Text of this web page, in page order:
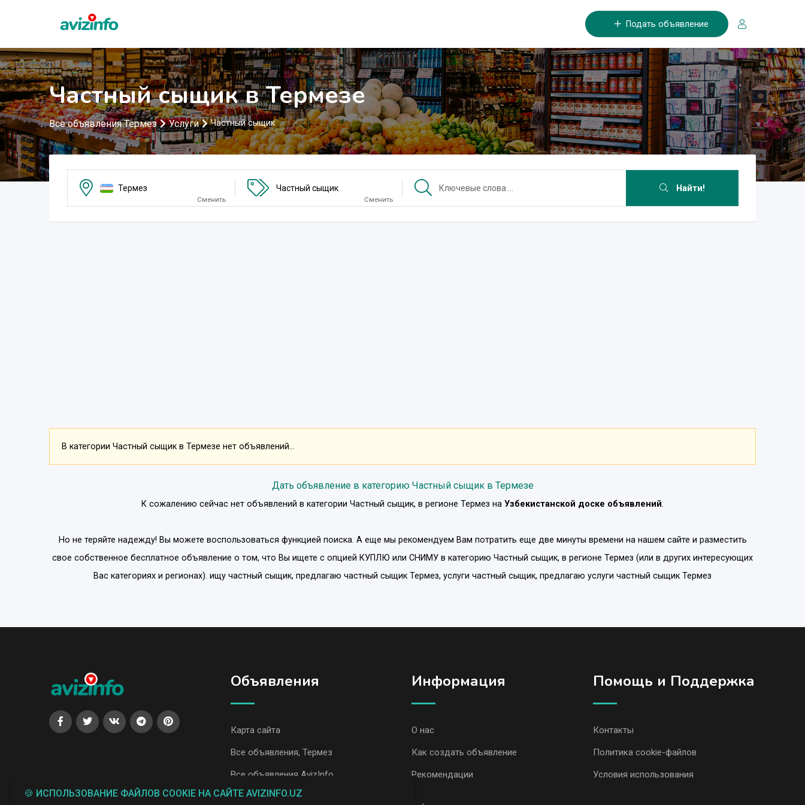
Подать объявление
Частный сыщик в Термезе
Все объявления Термез Услуги Частный сыщик
Термез
Сменить
Частный сыщик
Сменить
Найти!
В категории Частный сыщик в Термезе нет объявлений...
Дать объявление в категорию Частный сыщик в Термезе
К сожалению сейчас нет объявлений в категории Частный сыщик, в регионе Термез на Узбекистанской доске объявлений.
Но не теряйте надежду! Вы можете воспользоваться функцией поиска. А еще мы рекомендуем Вам потратить еще две минуты времени на нашем сайте и разместить
свое собственное бесплатное объявление о том, что Вы ищете с опцией КУПЛЮ или СНИМУ в категорию Частный сыщик, в регионе Термез (или в других интересующих
Вас категориях и регионах). ищу частный сыщик, предлагаю частный сыщик Термез, услуги частный сыщик, предлагаю услуги частный сыщик Термез
Объявления
Карта сайта
Все объявления, Термез
Все объявления AvizInfo
Информация
О нас
Как создать объявление
Рекомендации
Помощь и Поддержка
Контакты
Политика cookie-файлов
Условия использования
🍪 ИСПОЛЬЗОВАНИЕ ФАЙЛОВ COOKIE НА САЙТЕ AVIZINFO.UZ